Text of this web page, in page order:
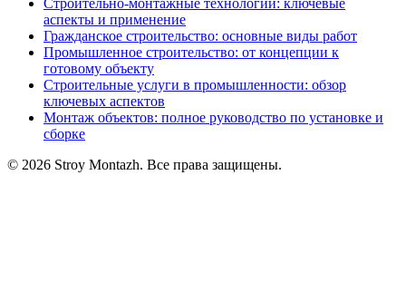
аспекты и применение
Гражданское строительство: основные виды работ
Промышленное строительство: от концепции к
готовому объекту
Строительные услуги в промышленности: обзор
ключевых аспектов
Монтаж объектов: полное руководство по установке и
сборке
© 2026 Stroy Montazh. Все права защищены.